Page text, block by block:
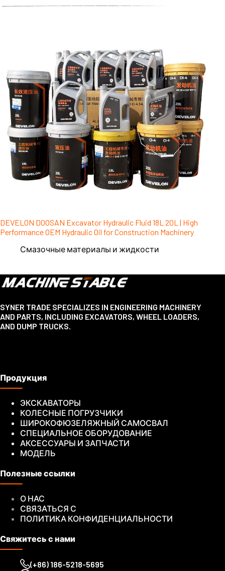
DEVELON DOOSAN Excavator Hydraulic Fluid 18L 20L | High
Performance OEM Hydraulic Oil for Construction Machinery
Смазочные материалы и жидкости
SYNER TRADE SPECIALIZES IN ENGINEERING MACHINERY
AND PARTS, INCLUDING EXCAVATORS, WHEEL LOADERS,
AND DUMP TRUCKS.
Продукция
ЭКСКАВАТОРЫ
КОЛЕСНЫЕ ПОГРУЗЧИКИ
ШИРОКОФЮЗЕЛЯЖНЫЙ САМОСВАЛ
СПЕЦИАЛЬНОЕ ОБОРУДОВАНИЕ
АКСЕССУАРЫ И ЗАПЧАСТИ
МОДЕЛЬ
Полезные ссылки
О НАС
СВЯЗАТЬСЯ С
ПОЛИТИКА КОНФИДЕНЦИАЛЬНОСТИ
Свяжитесь с нами
(+86) 186-5218-5695